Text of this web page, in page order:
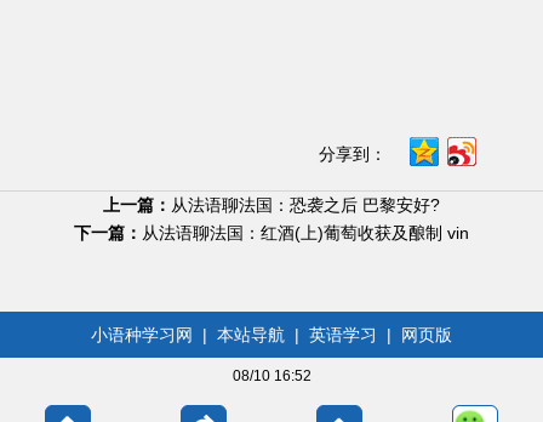
分享到：
上一篇： 从法语聊法国：恐袭之后 巴黎安好?
下一篇： 从法语聊法国：红酒(上)葡萄收获及酿制 vin
小语种学习网 | 本站导航 | 英语学习 | 网页版
08/10 16:52